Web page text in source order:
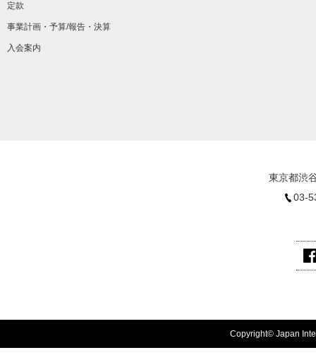
定款
事業計画・予算/報告・決算
入会案内
東京都渋
03-
Copyright© Japan